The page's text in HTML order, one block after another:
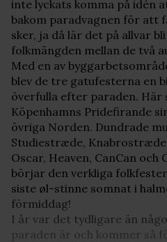
inte lyckats komma på idén
bakom paradvagnen för att
sker, ja då lär det på allvar
folkmängden mellan de två
Med en av
blev de tre gatufesterna en
överfulla efter paraden. Här
Köpenhamns Pridefirande
övriga Norden. Dundrade
Studiestræde,
Oscar, Heaven, CanCan
börjar den verkliga
siste øl-stinne somnat i
förmiddag!
I år var det tydligare än
paraden är och kommer så